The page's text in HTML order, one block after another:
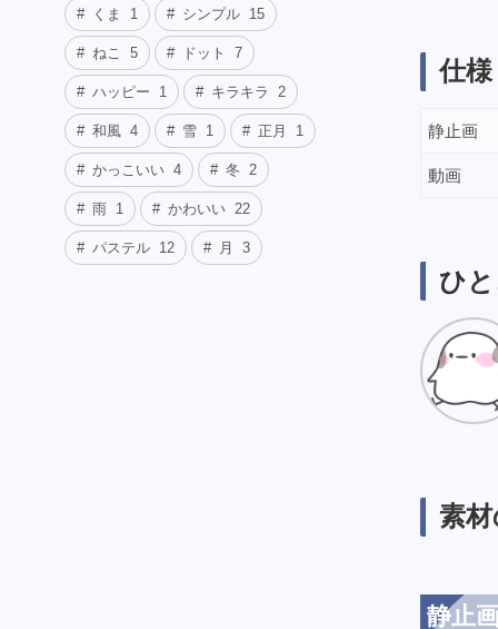
仕様
静止画
動画
ひ
素
静止
くま 1 シンプル 15
ねこ 5 ドット 7
ハッピー 1 キラキラ 2
和風 4 雪 1 正月 1
かっこいい 4 冬 2
雨 1 かわいい 22
パステル 12 月 3